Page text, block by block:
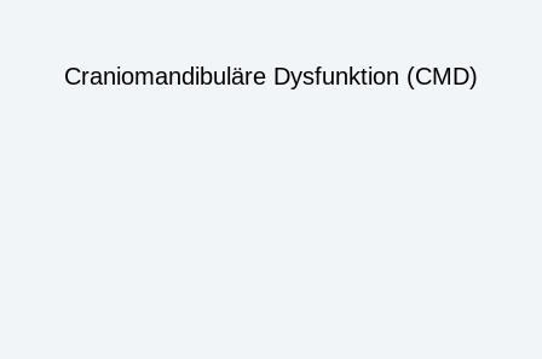
Craniomandibuläre Dysfunktion (CMD)